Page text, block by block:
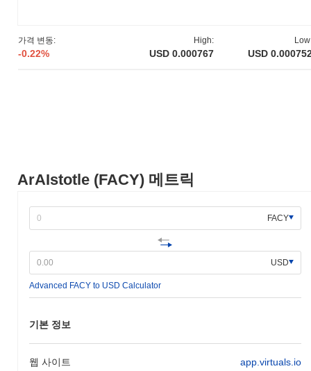
ArAIstotle (FACY) 메트릭
FACY
USD
Advanced FACY to USD Calculator
기본 정보
웹 사이트 app.virtuals.io
가격 변동:
-0.22%
High:
USD 0.000767 USD
배포는 2023년 1월에 공정한 출시 모델을 통해 이루어져 참가자들
에게 공평한 접근을 보장하는 것을 목표로 했습니다. 이러한 기초
속도를 최적화하고 수수료를 줄이는 새로운 기능을 도입하여 사용
자 경험을 개선할 것입니다. 또한, 팀은 2024년 중반까지 마무리될
행 중이며, 이는 크로스 체인 통합을 촉진하고 생태계의 범위를 확
장할 것입니다. 거버넌스 결정도 예정되어 있으며, 2024년 2분기에
프로젝트의 미래 방향을 결정하기 위한 커뮤니티 투표가 예정되어
있습니다. 이러한 이정표들은 ArAIstotle의 시장 내 위치를 강화하
고 사용자에게 유용성을 높이기 위해 설계되었습니다. 진행 상황은
공식 채널을 통해 추적되고 있습니다.
ArAIstotle은 거래 처리량을 향상시키고 지연 시간을 줄이면서도
강력한 보안을 유지하는 Layer 2 (L2) 확장 솔루션의 혁신적인 사용
을 통해 자신을 차별화합니다. 이 아키텍처는 지분 증명과 새로운